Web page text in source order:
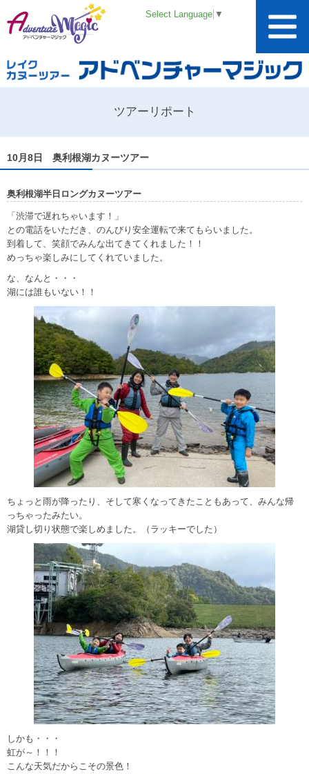
Select Language ▼
ツアーリポート
10月8日 奥利根湖カヌーツアー
奥利根湖半日ロングカヌーツアー
「渋滞で遅れちゃいます！」
との電話をいただき、のんびり安全運転で来てもらいました。
到着して、笑顔でみんな出てきてくれました！！
めっちゃ楽しみにしてくれていました。
な、なんと・・・
湖には誰もいない！！
ちょっと雨が降ったり、そして寒くなってきたこともあって、みんな帰
っちゃったみたい。
湖貸し切り状態で楽しめました。（ラッキーでした）
しかも・・・
虹が～！！！
こんな天気だからこその景色！